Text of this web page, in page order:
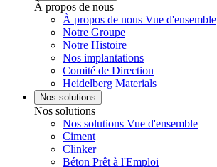
À propos de nous
À propos de nous Vue d'ensemble
Notre Groupe
Notre Histoire
Nos implantations
Comité de Direction
Heidelberg Materials
Nos solutions
Nos solutions
Nos solutions Vue d'ensemble
Ciment
Clinker
Béton Prêt à l'Emploi